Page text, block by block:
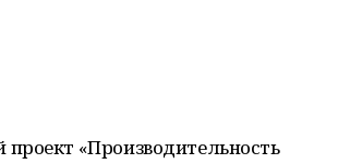
«Производительность